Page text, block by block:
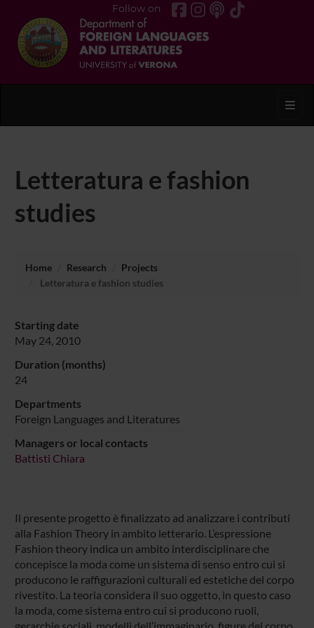
Follow on
Letteratura e fashion
studies
Home Research
Projects
Letteratura e fashion studies
Starting date
May 24, 2010
Duration (months)
24
Departments
Foreign Languages and Literatures
Managers or local contacts
Battisti Chiara
Il presente progetto è finalizzato ad analizzare i contributi
alla Fashion Theory in ambito letterario. L’espressione
Fashion theory indica un ambito interdisciplinare che
concepisce la moda come un sistema di senso entro cui si
producono le raffigurazioni culturali ed estetiche del corpo
rivestito. La teoria considera il suo oggetto, in questo caso
la moda, come sistema entro cui si producono ruoli,